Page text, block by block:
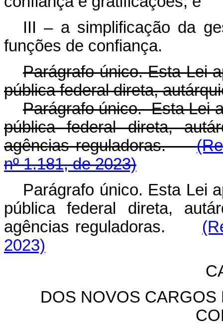
III – a simplificação da
funções de confiança.
Parágrafo único. Esta Lei
pública federal direta,
Parágrafo único. Esta Lei
pública federal direta,
agências reguladoras.
nº 1.181, de 2023)
Parágrafo único. Esta Lei
pública federal direta,
agências reguladoras.
2023)
DOS NOVOS